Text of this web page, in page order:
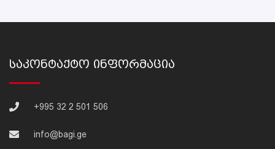
Საკონტაქტო Ინფორმაცია
+995 32 2 501 506
info@bagi.ge